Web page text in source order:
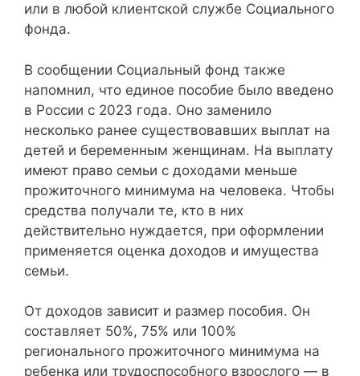
или в любой клиентской службе Социального
фонда.
В сообщении Социальный фонд также
напомнил, что единое пособие было введено
в России с 2023 года. Оно заменило
несколько ранее существовавших выплат на
детей и беременным женщинам. На выплату
имеют право семьи с доходами меньше
прожиточного минимума на человека. Чтобы
средства получали те, кто в них
действительно нуждается, при оформлении
применяется оценка доходов и имущества
семьи.
От доходов зависит и размер пособия. Он
составляет 50%, 75% или 100%
регионального прожиточного минимума на
ребенка или трудоспособного взрослого — в